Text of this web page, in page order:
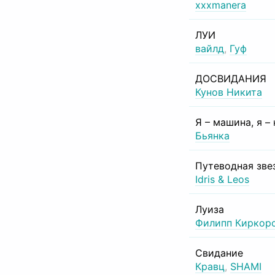
xxxmanera
ЛУИ
вайлд, Гуф
ДОСВИДАНИЯ
Кунов Никита
Я – машина, я –
Бьянка
Путеводная
Idris & Leos
Луиза
Филипп
Свидание
Кравц, SHAMI